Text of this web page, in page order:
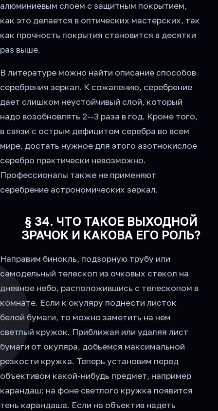
алюминиевым слоем с защитным покрытием,
как это делается в оптических мастерских, так
как прочность покрытия становится в десятки
раз выше.
В литературе можно найти описание способов
серебрения зеркал. К сожалению, серебрение
дает слишком неустойчивый слой, который
надо возобновлять 2--3 раза в год. Кроме того,
в связи с острым дефицитом серебра во всем
мире, достать нужное для этого азотнокислое
серебро практически невозможно.
Профессионалы также не применяют
серебрение астрономических зеркал.
§ 34. ЧТО ТАКОЕ ВЫХОДНОЙ
ЗРАЧОК И КАКОВА ЕГО РОЛЬ?
Направим бинокль, подзорную трубу или
самодельный телескоп из очковых стекол на
дневное небо, расположившись с телескопом в
комнате. Если к окуляру поднести листок
белой бумаги, то можно заметить на нем
светлый кружок. Приближая или удаляя лист
бумаги от окуляра, добьемся максимальной
резкости кружка. Теперь установим перед
объективом какой-нибудь предмет, например
карандаш; на фоне светлого кружка появится
тень карандаша. Если на объектив надеть